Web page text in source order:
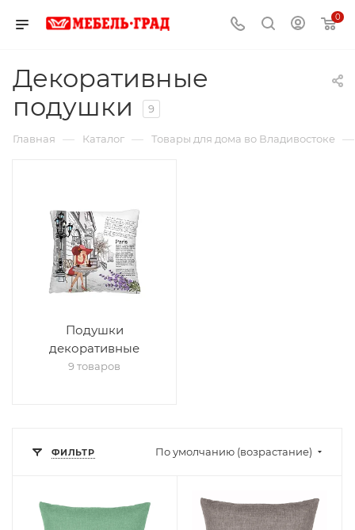
0
Декоративные
подушки
9
Главная — Каталог — Товары для дома во Владивостоке —
Подушки
декоративные
9 товаров
ФИЛЬТР По умолчанию (возрастание)